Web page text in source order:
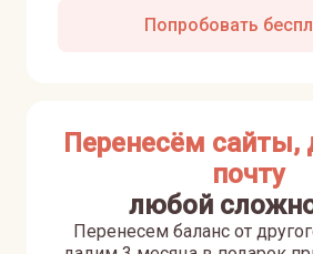
Попробовать
Перенесём
почту
любой
Перенесем баланс от